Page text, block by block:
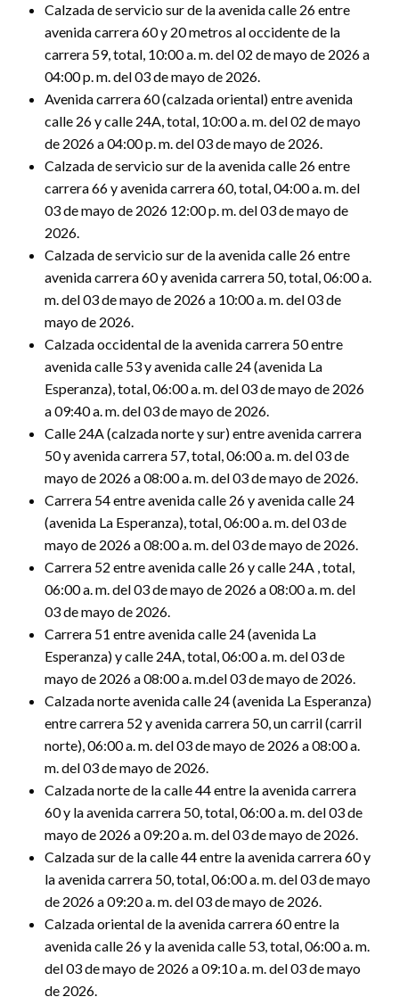
Calzada de servicio sur de la avenida calle 26 entre
avenida carrera 60 y 20 metros al occidente de la
carrera 59, total, 10:00 a. m. del 02 de mayo de 2026 a
04:00 p. m. del 03 de mayo de 2026.
Avenida carrera 60 (calzada oriental) entre avenida
calle 26 y calle 24A, total, 10:00 a. m. del 02 de mayo
de 2026 a 04:00 p. m. del 03 de mayo de 2026.
Calzada de servicio sur de la avenida calle 26 entre
carrera 66 y avenida carrera 60, total, 04:00 a. m. del
03 de mayo de 2026 12:00 p. m. del 03 de mayo de
2026.
Calzada de servicio sur de la avenida calle 26 entre
avenida carrera 60 y avenida carrera 50, total, 06:00 a.
m. del 03 de mayo de 2026 a 10:00 a. m. del 03 de
mayo de 2026.
Calzada occidental de la avenida carrera 50 entre
avenida calle 53 y avenida calle 24 (avenida La
Esperanza), total, 06:00 a. m. del 03 de mayo de 2026
a 09:40 a. m. del 03 de mayo de 2026.
Calle 24A (calzada norte y sur) entre avenida carrera
50 y avenida carrera 57, total, 06:00 a. m. del 03 de
mayo de 2026 a 08:00 a. m. del 03 de mayo de 2026.
Carrera 54 entre avenida calle 26 y avenida calle 24
(avenida La Esperanza), total, 06:00 a. m. del 03 de
mayo de 2026 a 08:00 a. m. del 03 de mayo de 2026.
Carrera 52 entre avenida calle 26 y calle 24A , total,
06:00 a. m. del 03 de mayo de 2026 a 08:00 a. m. del
03 de mayo de 2026.
Carrera 51 entre avenida calle 24 (avenida La
Esperanza) y calle 24A, total, 06:00 a. m. del 03 de
mayo de 2026 a 08:00 a. m.del 03 de mayo de 2026.
Calzada norte avenida calle 24 (avenida La Esperanza)
entre carrera 52 y avenida carrera 50, un carril (carril
norte), 06:00 a. m. del 03 de mayo de 2026 a 08:00 a.
m. del 03 de mayo de 2026.
Calzada norte de la calle 44 entre la avenida carrera
60 y la avenida carrera 50, total, 06:00 a. m. del 03 de
mayo de 2026 a 09:20 a. m. del 03 de mayo de 2026.
Calzada sur de la calle 44 entre la avenida carrera 60 y
la avenida carrera 50, total, 06:00 a. m. del 03 de mayo
de 2026 a 09:20 a. m. del 03 de mayo de 2026.
Calzada oriental de la avenida carrera 60 entre la
avenida calle 26 y la avenida calle 53, total, 06:00 a. m.
del 03 de mayo de 2026 a 09:10 a. m. del 03 de mayo
de 2026.